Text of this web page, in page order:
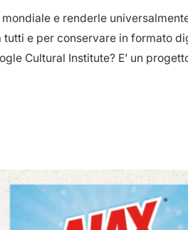
e renderle
e per conservare in formato
Cultural Institute? E’ un